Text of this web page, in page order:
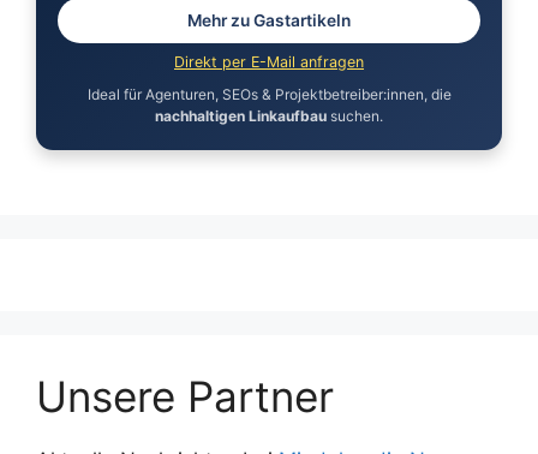
Mehr zu Gastartikeln
Direkt per E-Mail anfragen
Ideal für Agenturen, SEOs & Projektbetreiber:innen, die
nachhaltigen Linkaufbau suchen.
Unsere Partner